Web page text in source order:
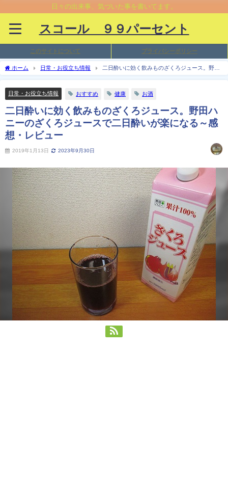
日々の出来事、気づいた事を書いてます。
スコール ９９パーセント
このサイトについて プライバシーポリシー
ホーム 日常・お役立ち情報
二日酔いに効く飲みものざくろジュース。野田
日常・お役立ち情報 おすすめ 健康 お酒
二日酔いに効く飲みものざくろジュース。野田ハ
ニーのざくろジュースで二日酔いが楽になる～感
想・レビュー
2019年1月13日 2023年9月30日